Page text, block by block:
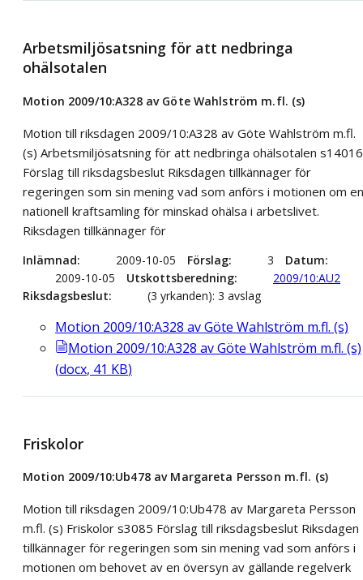
Arbetsmiljösatsning för att nedbringa
ohälsotalen
Motion 2009/10:A328 av Göte Wahlström m.fl. (s)
Motion till riksdagen 2009/10:A328 av Göte Wahlström m.fl.
(s) Arbetsmiljösatsning för att nedbringa ohälsotalen s14016
Förslag till riksdagsbeslut Riksdagen tillkännager för
regeringen som sin mening vad som anförs i motionen om en
nationell kraftsamling för minskad ohälsa i arbetslivet.
Riksdagen tillkännager för
Inlämnad 2009-10-05 Förslag 3
Datum
2009-10-05
Utskottsberedning
2009/10:AU2
Riksdagsbeslut
(3 yrkanden): 3 avslag
Motion 2009/10:A328 av Göte Wahlström m.fl. (s)
Motion 2009/10:A328 av Göte Wahlström m.fl. (s)
(docx, 41 KB)
Friskolor
Motion 2009/10:Ub478 av Margareta Persson m.fl. (s)
Motion till riksdagen 2009/10:Ub478 av Margareta Persson
m.fl. (s) Friskolor s3085 Förslag till riksdagsbeslut Riksdagen
tillkännager för regeringen som sin mening vad som anförs i
motionen om behovet av en översyn av gällande regelverk